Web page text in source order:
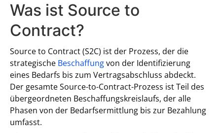
Was ist Source to
Contract?
Source to Contract (S2C) ist der Prozess, der die
strategische Beschaffungvon der Identifizierung
eines Bedarfs bis zum Vertragsabschluss abdeckt.
Der gesamte Source-to-Contract-Prozess ist Teil des
übergeordneten Beschaffungskreislaufs, der alle
Phasen von der Bedarfsermittlung bis zur Bezahlung
umfasst.